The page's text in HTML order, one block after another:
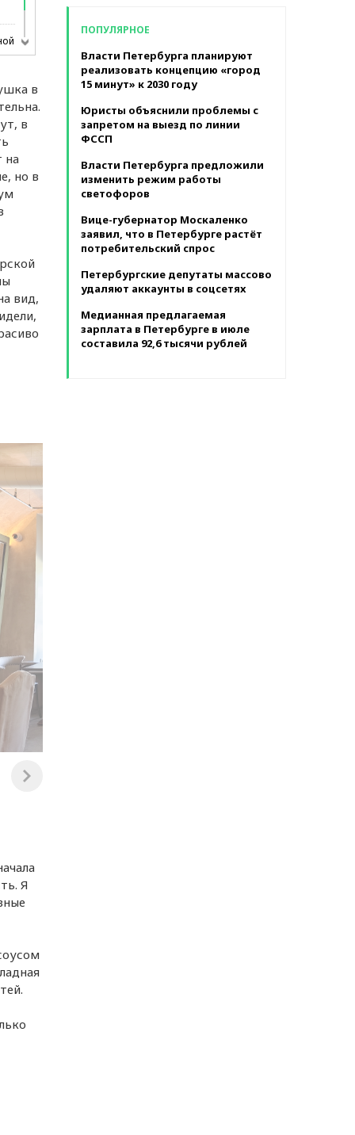
в
в
на
но в
вид,
Я
ПОПУЛЯРНОЕ
Власти Петербурга планируют
реализовать концепцию «город
15 минут» к 2030 году
Юристы объяснили проблемы с
запретом на выезд по линии
ФССП
Власти Петербурга предложили
изменить режим работы
светофоров
Вице-губернатор Москаленко
заявил, что в Петербурге растёт
потребительский спрос
Петербургские депутаты массово
удаляют аккаунты в соцсетях
Медианная предлагаемая
зарплата в Петербурге в июле
составила 92,6 тысячи рублей